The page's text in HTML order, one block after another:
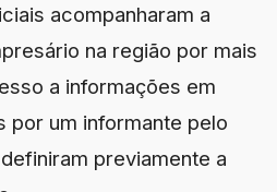
acompanharam a
na região por mais
a informações em
por um informante pelo
previamente a